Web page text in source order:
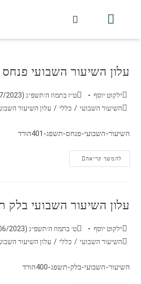
עלון השיעור השבועי
ילקוט יוסף
ט״ז בתמוז ה׳תשפ״ג (05/07/2023)
השיעור השבועי / כללי / עלון השיעור
השיעור-השבועי-פנחס-תשפג-401הורד
להמשך קריאה
עלון השיעור השבועי בלק
ילקוט יוסף
ט׳ בתמוז ה׳תשפ״ג (28/06/2023)
השיעור השבועי / כללי / עלון השיעור
השיעור-השבועי-בלק-תשפג-400הורד